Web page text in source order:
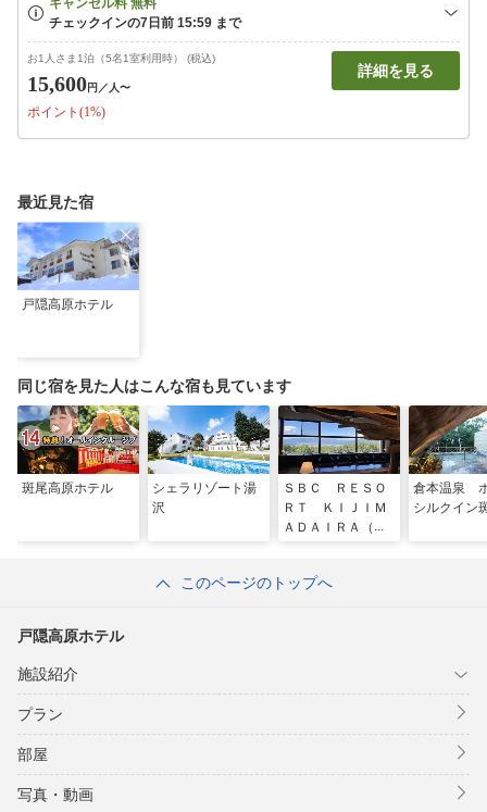
お1人さま1泊（5名1室利用時） (税込)
15,600円 ／人〜
ポイント(1%)
詳細を見る
最近見た宿
戸隠高原ホテル
同じ宿を見た人はこんな宿も見ています
斑尾高原ホテル
シェラリゾート湯
沢
ＳＢＣ ＲＥＳＯ
ＲＴ ＫＩＪＩＭ
ＡＤＡＩＲＡ（旧
倉本温泉
シルクイン
このページのトップへ
戸隠高原ホテル
施設紹介
プラン
部屋
写真・動画